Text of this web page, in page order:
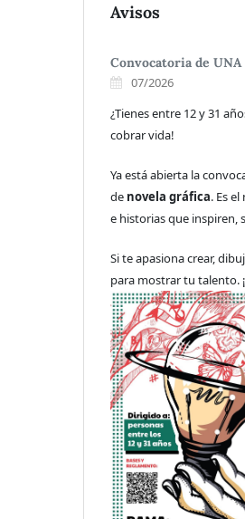
Avisos
Convocatoria de UNA
07/2026
¿Tienes entre 12 y 31
cobrar vida!
Ya está abierta la
de novela gráfica. Es
e historias que inspiren,
Si te apasiona crear,
para mostrar tu talento.